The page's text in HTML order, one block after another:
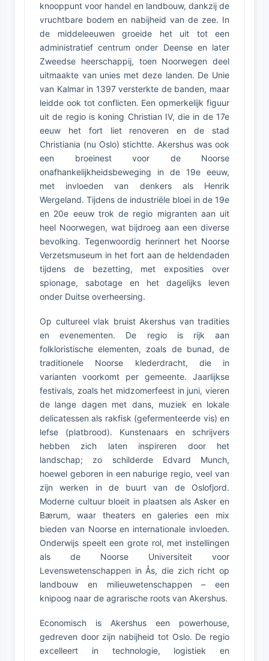
knooppunt voor handel en landbouw, dankzij de
vruchtbare bodem en nabijheid van de zee. In
de middeleeuwen groeide het uit tot een
administratief centrum onder Deense en later
Zweedse heerschappij, toen Noorwegen deel
uitmaakte van unies met deze landen. De Unie
van Kalmar in 1397 versterkte de banden, maar
leidde ook tot conflicten. Een opmerkelijk figuur
uit de regio is koning Christian IV, die in de 17e
eeuw het fort liet renoveren en de stad
Christiania (nu Oslo) stichtte. Akershus was ook
een broeinest voor de Noorse
onafhankelijkheidsbeweging in de 19e eeuw,
met invloeden van denkers als Henrik
Wergeland. Tijdens de industriële bloei in de 19e
en 20e eeuw trok de regio migranten aan uit
heel Noorwegen, wat bijdroeg aan een diverse
bevolking. Tegenwoordig herinnert het Noorse
Verzetsmuseum in het fort aan de heldendaden
tijdens de bezetting, met exposities over
spionage, sabotage en het dagelijks leven
onder Duitse overheersing.
Op cultureel vlak bruist Akershus van tradities
en evenementen. De regio is rijk aan
folkloristische elementen, zoals de bunad, de
traditionele Noorse klederdracht, die in
varianten voorkomt per gemeente. Jaarlijkse
festivals, zoals het midzomerfeest in juni, vieren
de lange dagen met dans, muziek en lokale
delicatessen als rakfisk (gefermenteerde vis) en
lefse (platbrood). Kunstenaars en schrijvers
hebben zich laten inspireren door het
landschap; zo schilderde Edvard Munch,
hoewel geboren in een naburige regio, veel van
zijn werken in de buurt van de Oslofjord.
Moderne cultuur bloeit in plaatsen als Asker en
Bærum, waar theaters en galeries een mix
bieden van Noorse en internationale invloeden.
Onderwijs speelt een grote rol, met instellingen
als de Noorse Universiteit voor
Levenswetenschappen in Ås, die zich richt op
landbouw en milieuwetenschappen – een
knipoog naar de agrarische roots van Akershus.
Economisch is Akershus een powerhouse,
gedreven door zijn nabijheid tot Oslo. De regio
excelleert in technologie, logistiek en